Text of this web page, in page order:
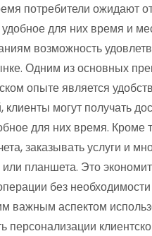
потребители ожидают
для них время и
возможность
Одним из основных
опыте является
могут получать
для них время. Кроме
заказывать услуги и
планшета. Это
без
важным аспектом
персонализации